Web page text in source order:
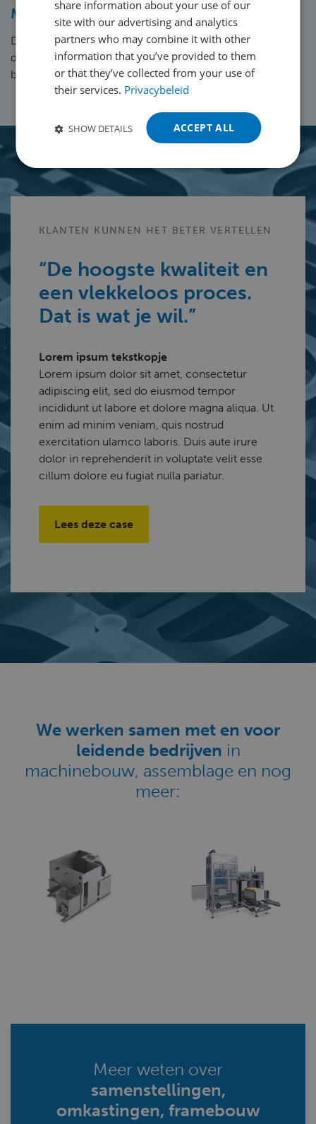
Minimale onderhoudsbehoefte
De robuuste fibertechnologie vereist minder onderhoud
dan traditionele lasers, wat stilstand beperkt en de
betrouwbaarheid verhoogt.
KLANTEN KUNNEN HET BETER VERTELLEN
“De hoogste kwaliteit en
een vlekkeloos proces.
Dat is wat je wil.”
Lorem ipsum tekstkopje
Lorem ipsum dolor sit amet, consectetur
adipiscing elit, sed do eiusmod tempor
incididunt ut labore et dolore magna aliqua. Ut
enim ad minim veniam, quis nostrud
exercitation ulamco laboris. Duis aute irure
dolor in reprehenderit in voluptate velit esse
cillum dolore eu fugiat nulla pariatur.
Lees deze case
We werken samen met en voor
leidende bedrijven in
machinebouw, assemblage en nog
meer:
Meer weten over
samenstellingen,
omkastingen, framebouw
FRENCH
GERMAN
SPANISH
share information about your use of our
site with our advertising and analytics
partners who may combine it with other
information that you’ve provided to them
or that they’ve collected from your use of
their services. Privacybeleid
ACCEPT ALL
SHOW DETAILS